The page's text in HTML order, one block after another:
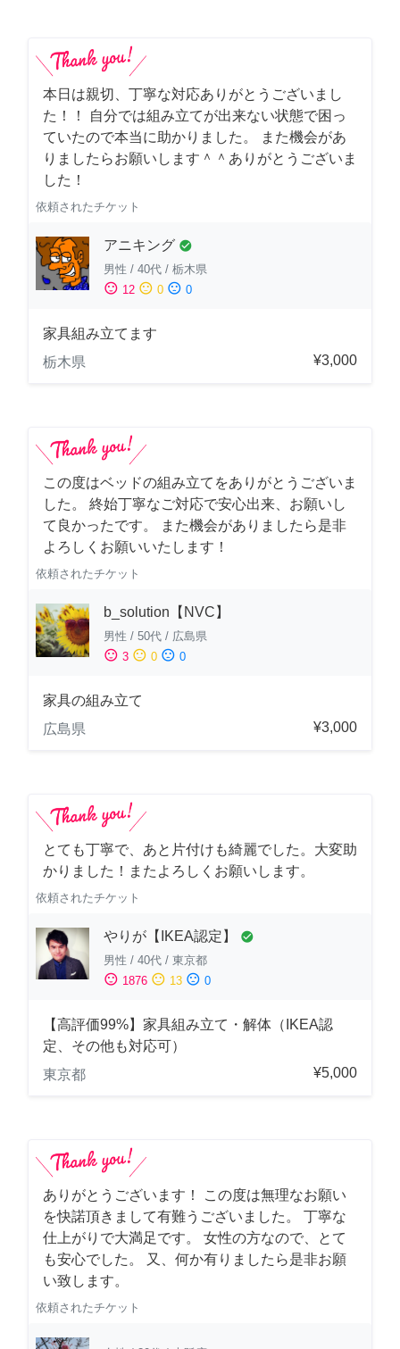
本日は親切、丁寧な対応ありがとうございまし
た！！ 自分では組み立てが出来ない状態で困っ
ていたので本当に助かりました。 また機会があ
りましたらお願いします＾＾ありがとうございま
した！
依頼されたチケット
アニキング check_circle
男性 / 40代 / 栃木県
sentiment_satisfied 12 sentiment_neutral 0 sentiment_dissatisfied 0
家具組み立てます
栃木県
¥3,000
この度はベッドの組み立てをありがとうございま
した。 終始丁寧なご対応で安心出来、お願いし
て良かったです。 また機会がありましたら是非
よろしくお願いいたします！
依頼されたチケット
b_solution【NVC】
男性 / 50代 / 広島県
sentiment_satisfied 3 sentiment_neutral 0 sentiment_dissatisfied 0
家具の組み立て
広島県
¥3,000
とても丁寧で、あと片付けも綺麗でした。大変助
かりました！またよろしくお願いします。
依頼されたチケット
やりが【IKEA認定】 check_circle
男性 / 40代 / 東京都
sentiment_satisfied 1876 sentiment_neutral 13 sentiment_dissatisfied 0
【高評価99%】家具組み立て・解体（IKEA認
定、その他も対応可）
東京都
¥5,000
ありがとうございます！ この度は無理なお願い
を快諾頂きまして有難うございました。 丁寧な
仕上がりで大満足です。 女性の方なので、とて
も安心でした。 又、何か有りましたら是非お願
い致します。
依頼されたチケット